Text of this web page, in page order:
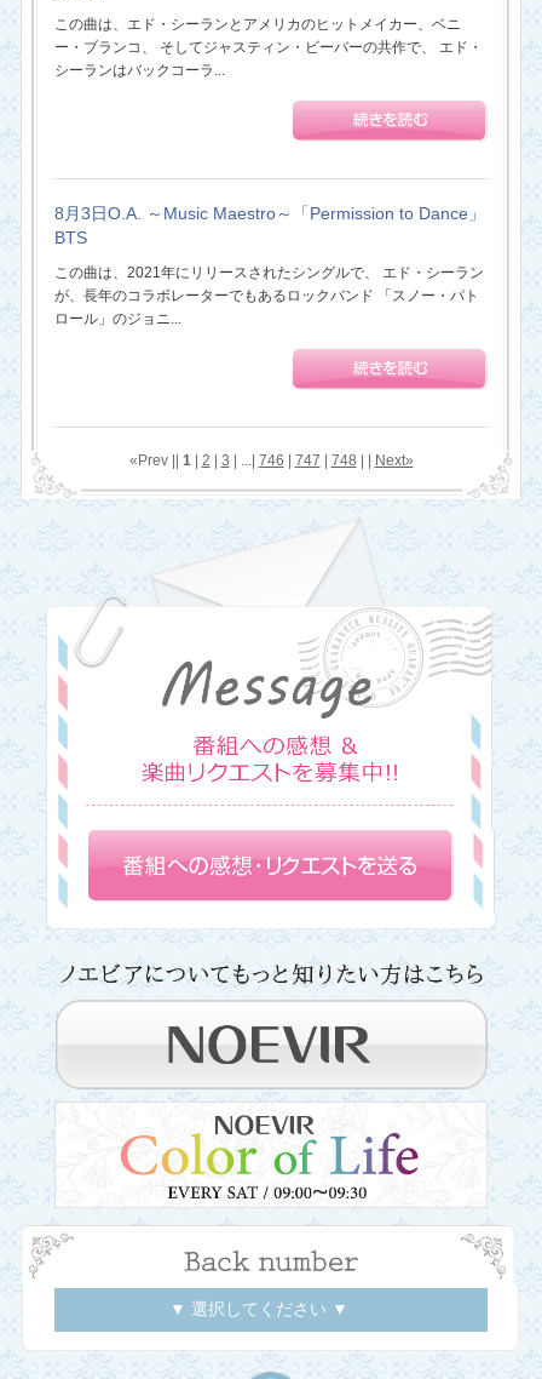
この曲は、エド・シーランとアメリカのヒットメイカー、ベニ
ー・ブランコ、 そしてジャスティン・ビーバーの共作で、 エド・
シーランはバックコーラ...
8月3日O.A. ～Music Maestro～「Permission to Dance」
BTS
この曲は、2021年にリリースされたシングルで、 エド・シーラン
が、長年のコラボレーターでもあるロックバンド 「スノー・パト
ロール」のジョニ...
«Prev || 1| 2 3 | ...| 746 747 748 Next»